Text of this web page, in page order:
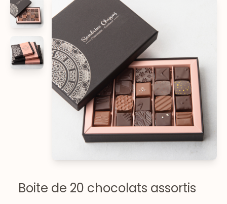
Boite de 20 chocolats assortis